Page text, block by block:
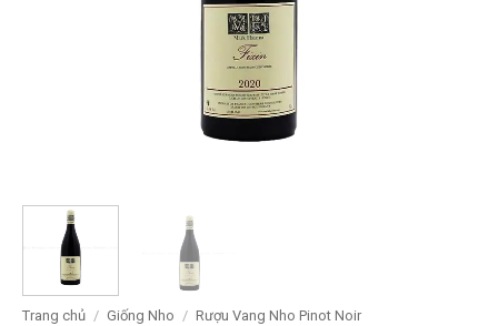
Trang chủ / Giống Nho / Rượu Vang Nho Pinot Noir